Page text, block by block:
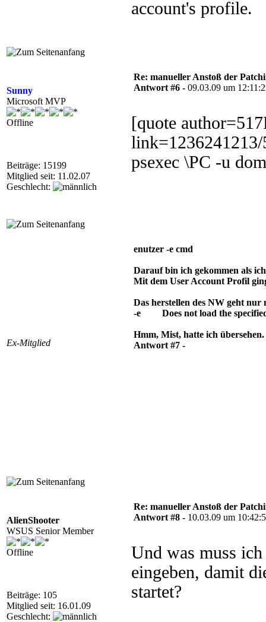
account's profile.
Sunny
Microsoft MVP
Offline
Beiträge: 15199
Mitglied seit: 11.02.07
Geschlecht:
Re: manueller Anstoß der
Antwort #6 - 09.03.09 um
[quote
psexec \PC -u
Ex-Mitglied
enutzer -e cmd
Darauf bin ich gekommen als
Mit dem User Account Profil
Das herstellen des NW geht nur
-e Does not load the
Hmm, Mist, hatte ich
Antwort #7 -
AlienShooter
WSUS Senior Member
Offline
Beiträge: 105
Mitglied seit: 16.01.09
Geschlecht:
Re: manueller Anstoß der
Antwort #8 - 10.03.09 um
Und was muss ich
eingeben, damit
startet?